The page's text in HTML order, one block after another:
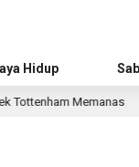
Hidup
13 jam lalu